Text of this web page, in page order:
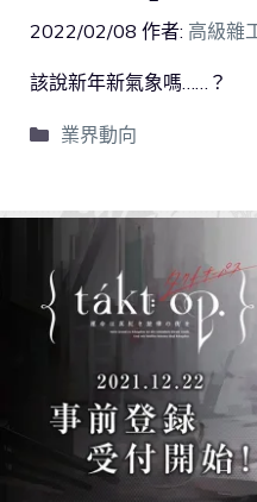
2022/02/08 作者: 高級雜
該說新年新氣象嗎……？
業界動向